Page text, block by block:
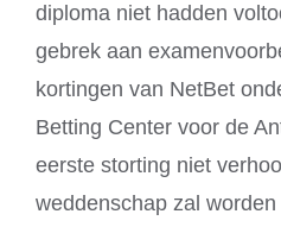
diploma niet hadden
gebrek aan
kortingen van NetBet
Betting Center voor de
eerste storting niet
weddenschap zal